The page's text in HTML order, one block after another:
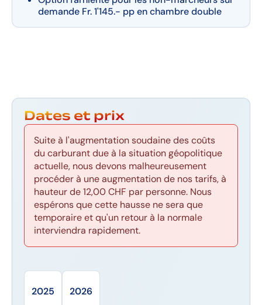
demande Fr. 1'145.- pp en chambre double
Dates et prix
Suite à l'augmentation soudaine des coûts
du carburant due à la situation géopolitique
actuelle, nous devons malheureusement
procéder à une augmentation de nos tarifs, à
hauteur de 12,00 CHF par personne. Nous
espérons que cette hausse ne sera que
temporaire et qu'un retour à la normale
interviendra rapidement.
2025 2026